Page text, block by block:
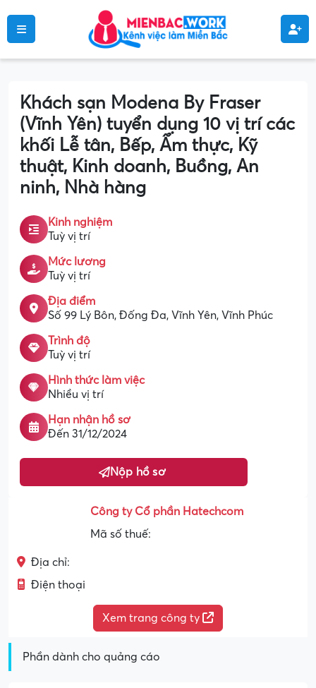
Khách sạn Modena By Fraser
(Vĩnh Yên) tuyển dụng 10 vị trí các
khối Lễ tân, Bếp, Ẩm thực, Kỹ
thuật, Kinh doanh, Buồng, An
ninh, Nhà hàng
Kinh nghiệm
Tuỳ vị trí
Mức lương
Tuỳ vị trí
Địa điểm
Số 99 Lý Bôn, Đống Đa, Vĩnh Yên, Vĩnh Phúc
Trình độ
Tuỳ vị trí
Hình thức làm việc
Nhiều vị trí
Hạn nhận hồ sơ
Đến 31/12/2024
Nộp hồ sơ
Công ty Cổ phần Hatechcom
Mã số thuế:
Địa chỉ:
Điện thoại
Xem trang công ty
Phần dành cho quảng cáo